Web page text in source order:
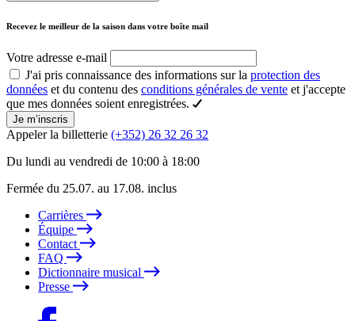
Recevez le meilleur de la saison dans votre boîte mail
Votre adresse e-mail
J'ai pris connaissance des informations sur la protection des
données et du contenu des conditions générales de vente et j'accepte
que mes données soient enregistrées.
Je m’inscris
Appeler la billetterie (+352) 26 32 26 32
Du lundi au vendredi de 10:00 à 18:00
Fermée du 25.07. au 17.08. inclus
Carrières
Équipe
Contact
FAQ
Dictionnaire musical
Presse